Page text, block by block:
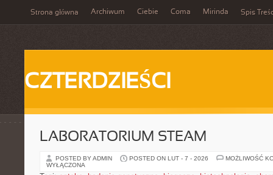
Strona główna Archiwum Ciebie Coma Mirinda Spis
CZTERDZIEŚCI
LABORATORIUM STEAM
POSTED BY ADMIN POSTED ON LUT - 7 - 2026
MOŻLIWOŚĆ
WYŁĄCZONA